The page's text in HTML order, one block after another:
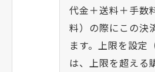
代金＋送料＋手数
料）の際にこの決
ます。上限を設定
は、上限を超える